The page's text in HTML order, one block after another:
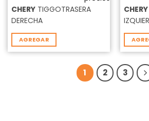
CHERYTIGGOTRASERA
DERECHA
AGREGAR
CHERY
1 2 3